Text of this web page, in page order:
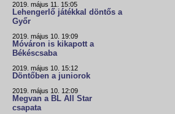
2019. május 11. 15:05
Lehengerlő játékkal döntős a
Győr
2019. május 10. 19:09
Móváron is kikapott a
Békéscsaba
2019. május 10. 15:12
Döntőben a juniorok
2019. május 10. 12:09
Megvan a BL All Star
csapata